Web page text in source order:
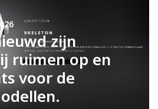
zijn
ruimen op en
voor de